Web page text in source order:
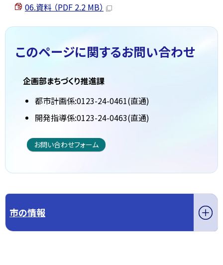
06.資料 （PDF 2.2 MB）
このページに関するお問い合わせ
企画部まちづくり推進課
都市計画係:0123-24-0461(直通)
開発指導係:0123-24-0463(直通)
お問い合わせフォーム
市の情報